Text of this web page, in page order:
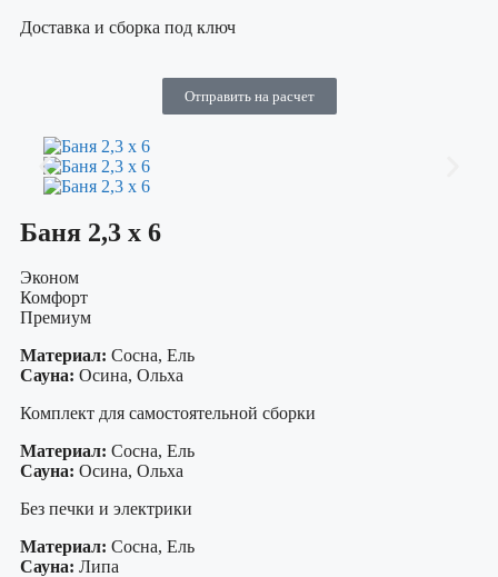
Доставка и сборка под ключ
Отправить на расчет
Баня 2,3 х 6
Эконом
Комфорт
Премиум
Материал: Сосна, Ель
Сауна: Осина, Ольха
Комплект для самостоятельной сборки
Материал: Сосна, Ель
Сауна: Осина, Ольха
Без печки и электрики
Материал: Сосна, Ель
Сауна: Липа